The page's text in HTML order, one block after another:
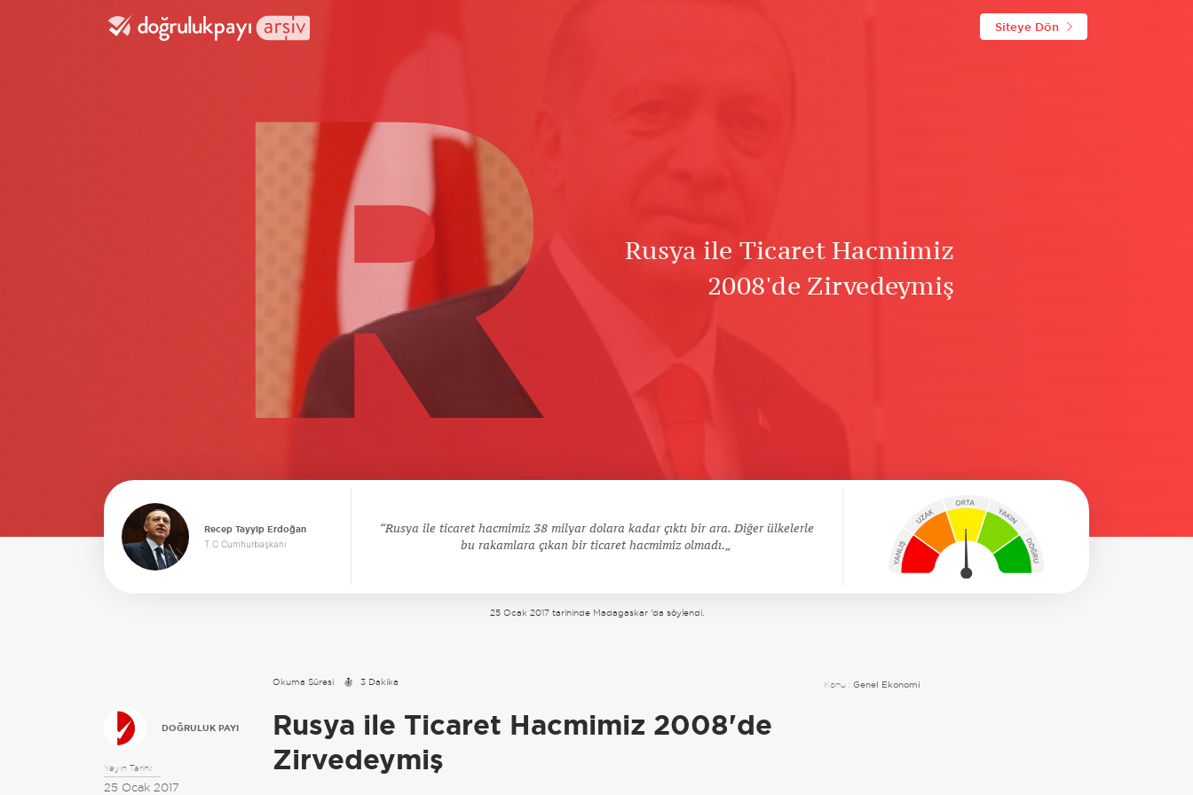
Siteye Dön
R
Rusya ile Ticaret Hacmimiz
2008'de Zirvedeymiş
Recep Tayyip Erdoğan
T.C Cumhurbaşkanı
Rusya ile ticaret hacmimiz 38 milyar dolara kadar çıktı bir ara. Diğer ülkelerle
bu rakamlara çıkan bir ticaret hacmimiz olmadı.
25 Ocak 2017 tarihinde Madagaskar 'da söylendi.
Okuma Süresi 3 Dakika Konu : Genel Ekonomi
DOĞRULUK PAYI
Yayın Tarihi:
25 Ocak 2017
Rusya ile Ticaret Hacmimiz 2008'de
Zirvedeymiş